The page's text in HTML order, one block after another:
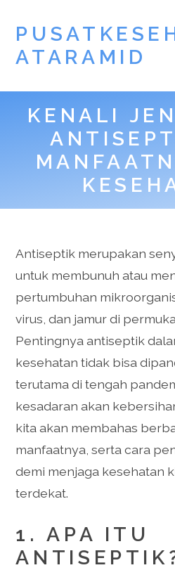
ATARAMID
KENALI
Antiseptik merupakan
untuk membunuh atau
pertumbuhan
virus, dan jamur di
Pentingnya antiseptik
kesehatan tidak bisa
terutama di tengah
kesadaran akan
kita akan membahas
manfaatnya, serta cara
demi menjaga kesehatan
terdekat.
1. APA ITU